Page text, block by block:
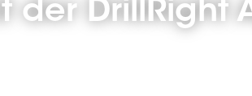
der DrillRight